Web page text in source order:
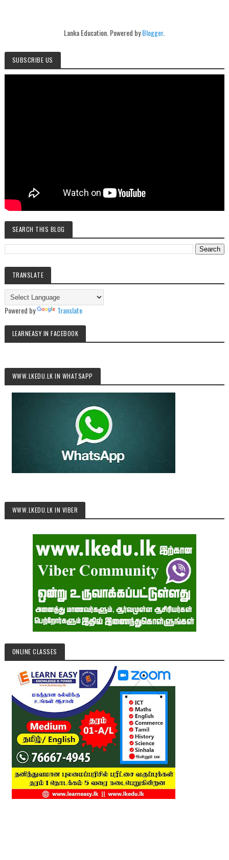
Lanka Education. Powered byBlogger.
SUBSCRIBE US
SEARCH THIS BLOG
TRANSLATE
Powered by Translate
LEARNEASY IN FACEBOOK
WWW.LKEDU.LK IN WHATSAPP
WWW.LKEDU.LK IN VIBER
ONLINE CLASSES